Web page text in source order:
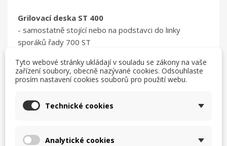
Grilovací deska ST 400
- samostatně stojící nebo na podstavci do linky
sporáků řady 700 ST
• rozměry š 400 x hl. 700 x v 250 mm
• napětí 400 V
• otvor na mastnoty v smažící desce
Tyto webové stránky ukládají v souladu se zákony na vaše
zařízení soubory, obecně nazývané cookies. Odsouhlaste
prosím nastavení cookies souborů pro použití webu.
Technické cookies
Analytické cookies